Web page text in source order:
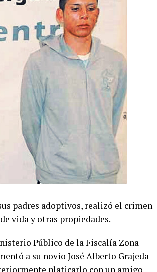
padres adoptivos, realizó el crimen
vida y otras propiedades.
Público de la Fiscalía Zona
a su novio José Alberto Grajeda
platicarlo con un amigo,